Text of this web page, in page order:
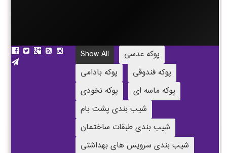
Show All
پوکه عدسی
پوکه بادامی
پوکه فندوقی
پوکه نخودی
پوکه ماسه ای
شیب بندی پشت بام
شیب بندی طبقات ساختمان
شیب بندی سرویس های بهداشتی